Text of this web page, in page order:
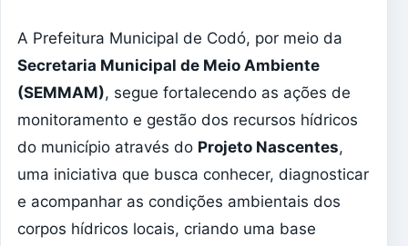
A Prefeitura Municipal de Codó, por meio da
Secretaria Municipal de Meio Ambiente
(SEMMAM), segue fortalecendo as ações de
monitoramento e gestão dos recursos hídricos
do município através do Projeto Nascentes,
uma iniciativa que busca conhecer, diagnosticar
e acompanhar as condições ambientais dos
corpos hídricos locais, criando uma base